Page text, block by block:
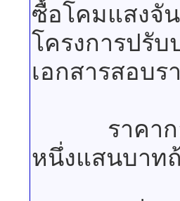
ซื้อโคมแสงจั
โครงการปรั
เอกสารสอบ
ราคากลา
หนึ่งแสนบาท